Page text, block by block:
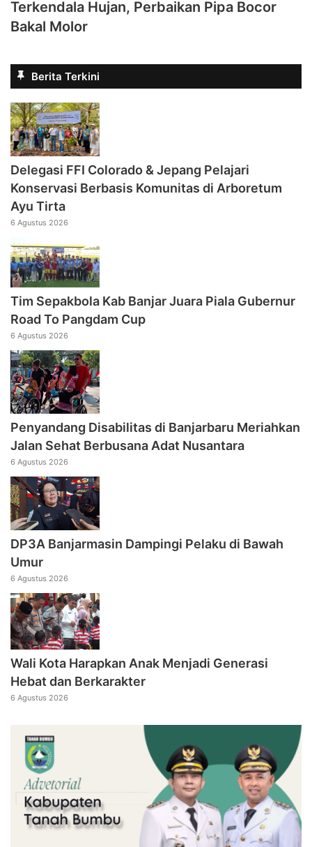
Terkendala Hujan, Perbaikan Pipa Bocor
Bakal Molor
Berita Terkini
Delegasi FFI Colorado & Jepang Pelajari
Konservasi Berbasis Komunitas di Arboretum
Ayu Tirta
6 Agustus 2026
Tim Sepakbola Kab Banjar Juara Piala Gubernur
Road To Pangdam Cup
6 Agustus 2026
Penyandang Disabilitas di Banjarbaru Meriahkan
Jalan Sehat Berbusana Adat Nusantara
6 Agustus 2026
DP3A Banjarmasin Dampingi Pelaku di Bawah
Umur
6 Agustus 2026
Wali Kota Harapkan Anak Menjadi Generasi
Hebat dan Berkarakter
6 Agustus 2026